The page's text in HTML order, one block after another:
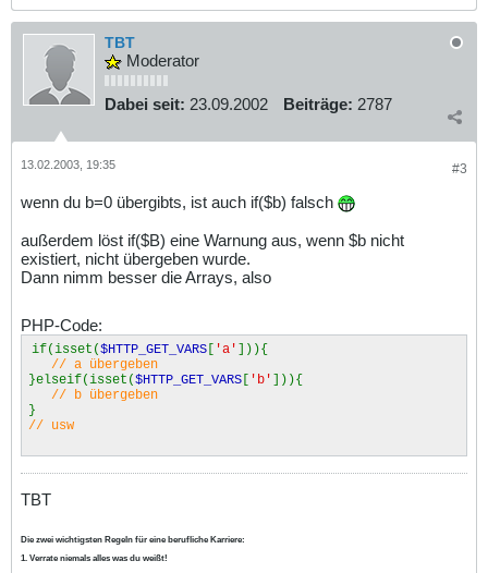
TBT
Moderator
Dabei seit: 23.09.2002 Beiträge: 2787
#3
13.02.2003, 19:35
wenn du b=0 übergibts, ist auch if($b) falsch
außerdem löst if($B) eine Warnung aus, wenn $b nicht
existiert, nicht übergeben wurde.
Dann nimm besser die Arrays, also
PHP-Code:
if(isset($HTTP_GET_VARS [ 'a' ])){
// a übergeben
}elseif(isset($HTTP_GET_VARS [ 'b' ])){
// b übergeben
}
// usw
TBT
Die zwei wichtigsten Regeln für eine berufliche Karriere:
1. Verrate niemals alles was du weißt!